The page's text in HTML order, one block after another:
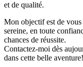
et de qualité.
Mon objectif est de
sereine, en toute
chances de réussite.
Contactez-moi dès
dans cette belle aventure!